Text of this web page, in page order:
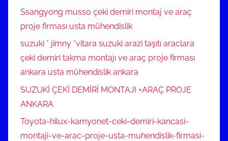
Ssangyong musso çeki demiri montaj ve araç
proje firması usta mühendislik
suzuki * jimny *vitara suzuki arazi taşıtı araclara
çeki demiri takma montajı ve araç proje firması
ankara usta mühendislik ankara
SUZUKİ ÇEKİ DEMİRİ MONTAJI +ARAÇ PROJE
ANKARA
Toyota-hilux-kamyonet-ceki-demiri-kancasi-
montaji-ve-arac-proje-usta-muhendislik-firmasi-